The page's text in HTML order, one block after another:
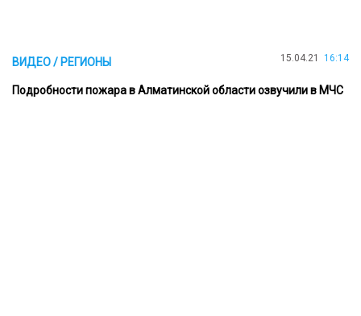
ВИДЕО / РЕГИОНЫ 15.04.21 16:14
Подробности пожара в Алматинской области озвучили в МЧС